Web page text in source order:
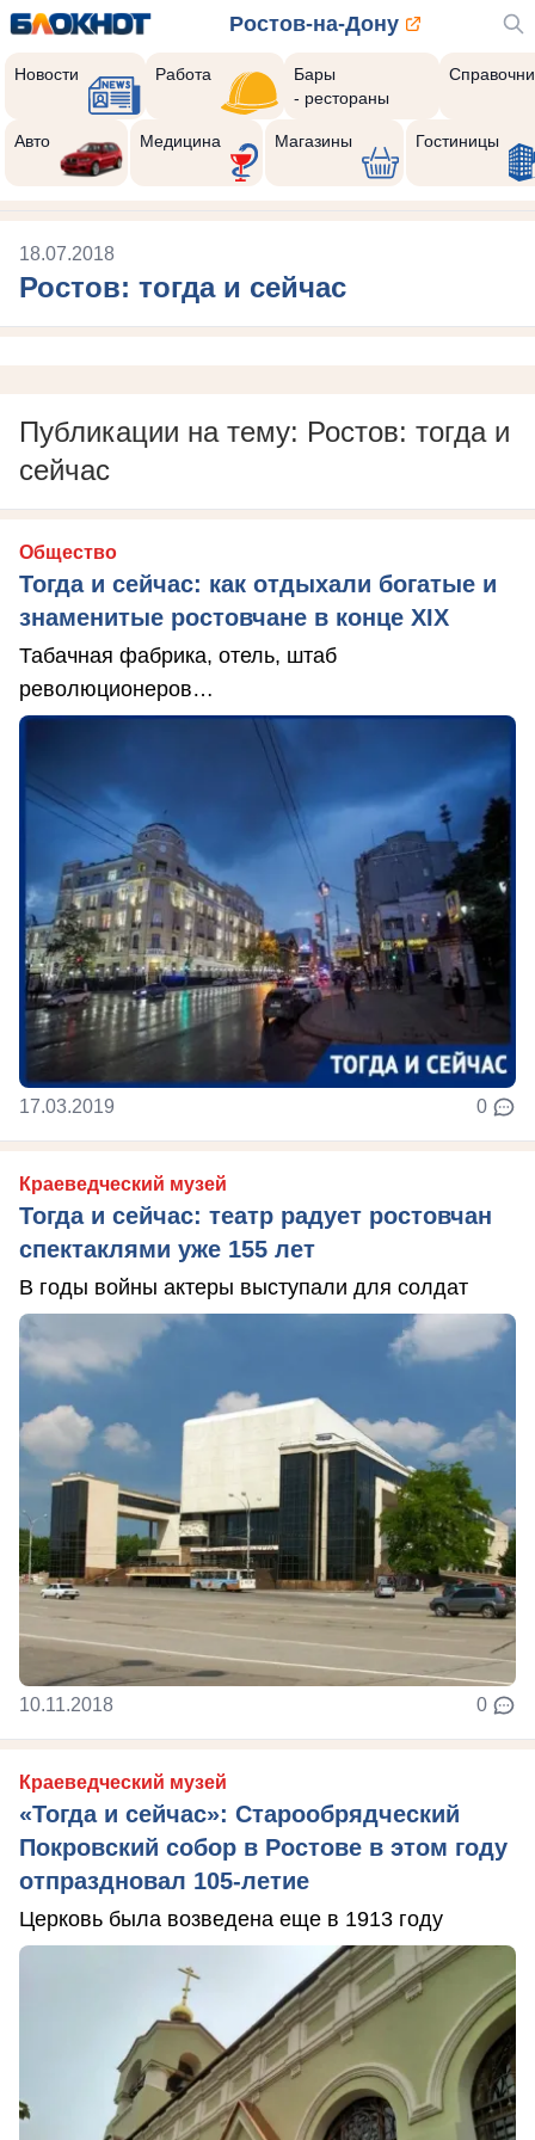
Ростов-на-Дону
Новости Работа
Бары
- рестораны
Авто Медицина Магазины Гостиницы
18.07.2018
Ростов: тогда и сейчас
Публикации на тему: Ростов: тогда и
сейчас
Общество
Тогда и сейчас: как отдыхали богатые и
знаменитые ростовчане в конце XIX
Табачная фабрика, отель, штаб
революционеров…
17.03.2019 0
Краеведческий музей
Тогда и сейчас: театр радует ростовчан
спектаклями уже 155 лет
В годы войны актеры выступали для солдат
10.11.2018 0
Краеведческий музей
«Тогда и сейчас»: Старообрядческий
Покровский собор в Ростове в этом году
отпраздновал 105-летие
Церковь была возведена еще в 1913 году